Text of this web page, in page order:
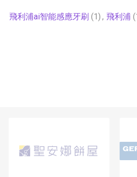
飛利浦ai智能感應牙刷 (1) , 飛利浦